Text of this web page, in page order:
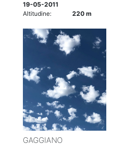
19-05-2011
Altitudine:
220 m
GAGGIANO